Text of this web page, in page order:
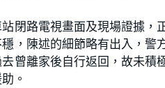
閉路電視畫面及現場證據
，陳述的細節略有出入，
曾離家後自行返回，故未積
。